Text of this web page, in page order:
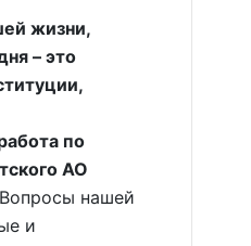
жизни,
– это
по
АО
нашей
и